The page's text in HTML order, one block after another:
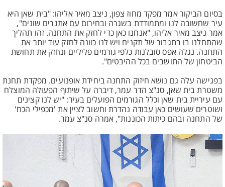
בסיום הביקור אמר מפקד מחוז צפון, ניצב מאיר אליהו: "בית שאן היא
עיר שחשובה לנו ומתמודדת בשגרה ובחירום עם אתגרים שונים",
אמר ניצב מאיר אליהו, "אנחנו כאן כדי לחזק את התחנה. זהו תהליך
שהתחלנו בו בתגבור של תקנים ויש לנו כוונה לחזק עוד יותר את
התחנה. נגלה אפס סובלנות כלפי גורמים פליליים ונחזק את תחושת
הביטחון של התושבים בכל ההיבטים".
בפגישה עלה גם נושא חיזוק התחנה ביחידת אופנועים. מפקדת תחנת
משטרת בית שאן, סנ"צ הדר עמר, דיברה על שיתוף הפעולה המוצלח
עם עיריית בית שאן וכלל הגורמים הפועלים בעיר: "יש לנו קצינים
ושוטרים שעושים כאן עבודה נהדרת וחשוב לציין את 'מכפילי הכח'
של התחנה ובהם כיתות הכוננות", אמרה סנ"צ עמר.